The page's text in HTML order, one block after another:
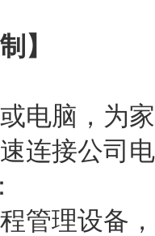
】
脑，为家
接公司电
理设备，